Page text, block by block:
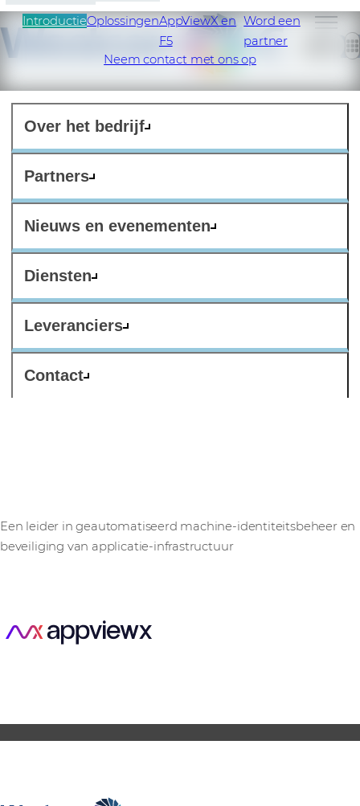
Over het bedrijf
Partners
Nieuws en evenementen
Diensten
Leveranciers
Contact
Een leider in geautomatiseerd machine-identiteitsbeheer en
beveiliging van applicatie-infrastructuur
IntroductieOplossingenAppViewX en
F5
Word een
partner
Neem contact met ons op